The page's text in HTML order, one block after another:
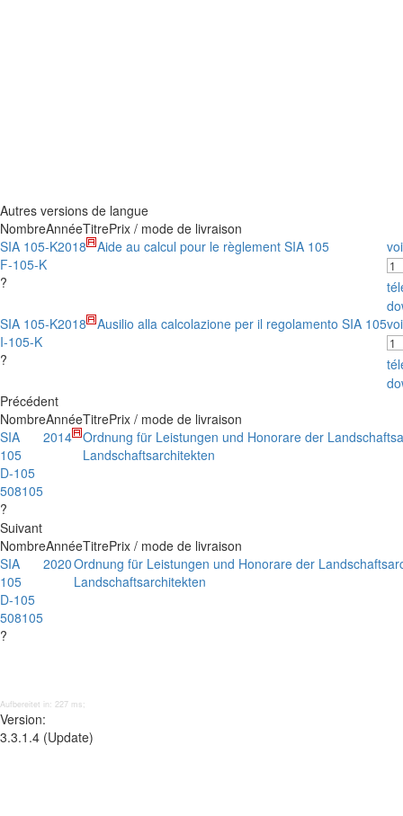
Autres versions de langue
NombreAnnéeTitrePrix / mode de livraison
SIA 105-K
F-105-K
?
2018 Aide au calcul pour le règlement SIA 105
SIA 105-K
I-105-K
?
2018 Ausilio alla calcolazione per il regolamento SIA 105
Précédent
NombreAnnéeTitrePrix / mode de livraison
SIA
105
D-105
508105
?
2014 Ordnung für Leistungen und Honorare der
Landschaftsarchitekten
Suivant
NombreAnnéeTitrePrix / mode de livraison
SIA
105
D-105
508105
?
2020Ordnung für Leistungen und Honorare der
Landschaftsarchitekten
Aufbereitet in: 227 ms;
Version:
3.3.1.4 (Update)